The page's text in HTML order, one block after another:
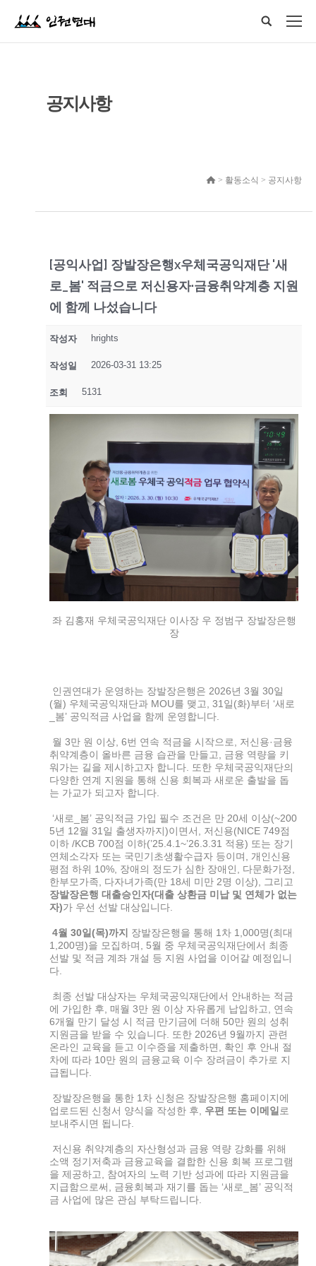
공지사항
> 활동소식 > 공지사항
[공익사업] 장발장은행x우체국공익재단 '새
로_봄' 적금으로 저신용자·금융취약계층 지원
에 함께 나섰습니다
작성자 hrights
작성일 2026-03-31 13:25
조회 5131
좌 김홍재 우체국공익재단 이사장 우 정범구 장발장은행
장
인권연대가 운영하는 장발장은행은 2026년 3월 30일
(월) 우체국공익재단과 MOU를 맺고, 31일(화)부터 ‘새로
_봄’ 공익적금 사업을 함께 운영합니다.
월 3만 원 이상, 6번 연속 적금을 시작으로, 저신용·금융
취약계층이 올바른 금융 습관을 만들고, 금융 역량을 키
워가는 길을 제시하고자 합니다. 또한 우체국공익재단의
다양한 연계 지원을 통해 신용 회복과 새로운 출발을 돕
는 가교가 되고자 합니다.
‘새로_봄’ 공익적금 가입 필수 조건은 만 20세 이상(~200
5년 12월 31일 출생자까지)이면서, 저신용(NICE 749점
이하 /KCB 700점 이하(’25.4.1~’26.3.31 적용) 또는 장기
연체소각자 또는 국민기초생활수급자 등이며, 개인신용
평점 하위 10%, 장애의 정도가 심한 장애인, 다문화가정,
한부모가족, 다자녀가족(만 18세 미만 2명 이상), 그리고
장발장은행 대출승인자(대출 상환금 미납 및 연체가 없는
자)가 우선 선발 대상입니다.
4월 30일(목)까지 장발장은행을 통해 1차 1,000명(최대
1,200명)을 모집하며, 5월 중 우체국공익재단에서 최종
선발 및 적금 계좌 개설 등 지원 사업을 이어갈 예정입니
다.
최종 선발 대상자는 우체국공익재단에서 안내하는 적금
에 가입한 후, 매월 3만 원 이상 자유롭게 납입하고, 연속
6개월 만기 달성 시 적금 만기금에 더해 50만 원의 성취
지원금을 받을 수 있습니다. 또한 2026년 9월까지 관련
온라인 교육을 듣고 이수증을 제출하면, 확인 후 안내 절
차에 따라 10만 원의 금융교육 이수 장려금이 추가로 지
급됩니다.
장발장은행을 통한 1차 신청은 장발장은행 홈페이지에
업로드된 신청서 양식을 작성한 후, 우편 또는 이메일로
보내주시면 됩니다.
저신용 취약계층의 자산형성과 금융 역량 강화를 위해
소액 정기저축과 금융교육을 결합한 신용 회복 프로그램
을 제공하고, 참여자의 노력 기반 성과에 따라 지원금을
지급함으로써, 금융회복과 재기를 돕는 ‘새로_봄’ 공익적
금 사업에 많은 관심 부탁드립니다.